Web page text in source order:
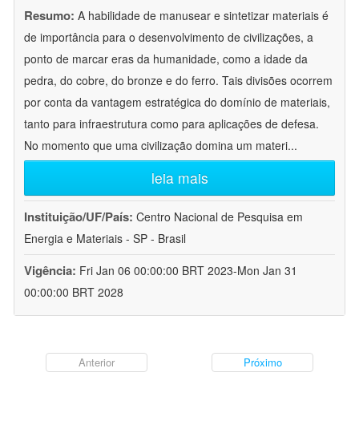
Resumo: A habilidade de manusear e sintetizar materiais é
de importância para o desenvolvimento de civilizações, a
ponto de marcar eras da humanidade, como a idade da
pedra, do cobre, do bronze e do ferro. Tais divisões ocorrem
por conta da vantagem estratégica do domínio de materiais,
tanto para infraestrutura como para aplicações de defesa.
No momento que uma civilização domina um materi...
leia mais
Instituição/UF/País: Centro Nacional de Pesquisa em
Energia e Materiais - SP - Brasil
Vigência: Fri Jan 06 00:00:00 BRT 2023-Mon Jan 31
00:00:00 BRT 2028
Anterior Próximo